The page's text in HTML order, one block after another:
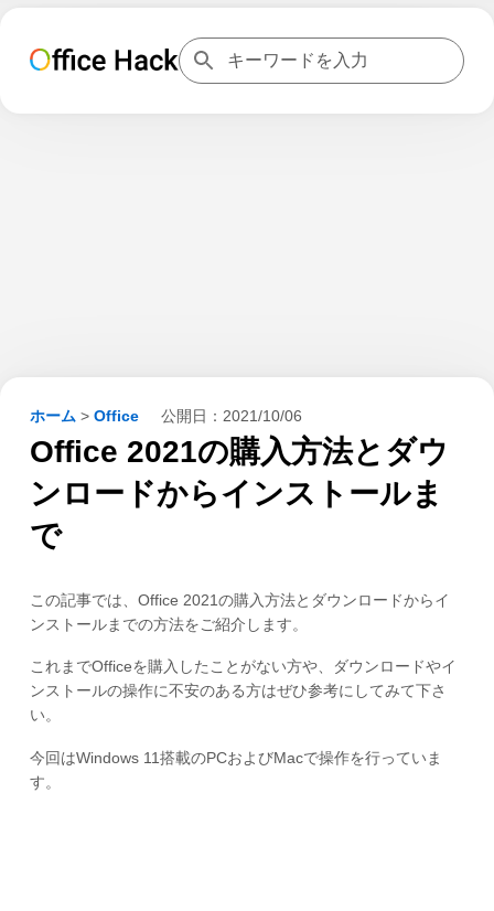
ホーム > Office 公開日： 2021/10/06
Office 2021の購入方法とダウ
ンロードからインストールま
で
この記事では、Office 2021の購入方法とダウンロードからイ
ンストールまでの方法をご紹介します。
これまでOfficeを購入したことがない方や、ダウンロードやイ
ンストールの操作に不安のある方はぜひ参考にしてみて下さ
い。
今回はWindows 11搭載のPCおよびMacで操作を行っていま
す。